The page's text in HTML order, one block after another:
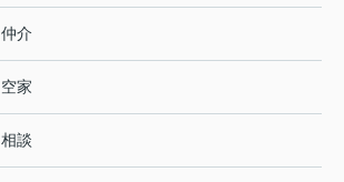
仲介
空家
相談